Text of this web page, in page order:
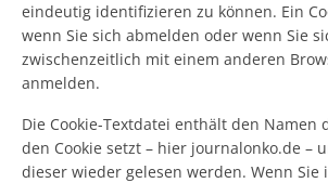
eindeutig identifizieren zu können. Ein
wenn Sie sich abmelden oder wenn Sie
zwischenzeitlich mit einem anderen
anmelden.
Die Cookie-Textdatei enthält den Namen
den Cookie setzt – hier journalonko.de –
dieser wieder gelesen werden. Wenn Sie